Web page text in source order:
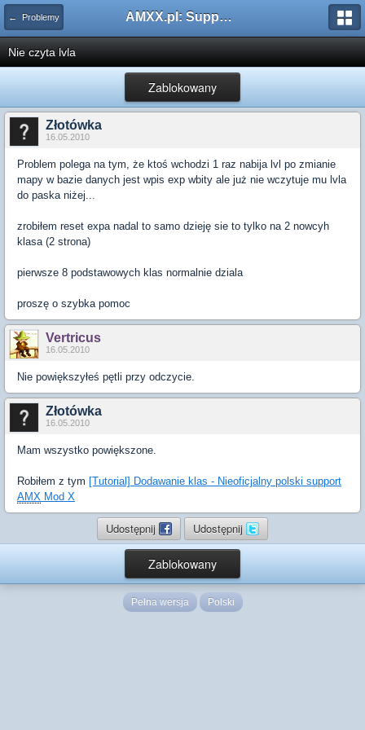
← Problemy AMXX.pl: Support AMX Mod X i SourceMod
Nie czyta lvla
Zablokowany
Złotówka
16.05.2010
Problem polega na tym, że ktoś wchodzi 1 raz nabija lvl po zmianie
mapy w bazie danych jest wpis exp wbity ale już nie wczytuje mu lvla
do paska niżej...
zrobiłem reset expa nadal to samo dzieję sie to tylko na 2 nowcyh
klasa (2 strona)
pierwsze 8 podstawowych klas normalnie dziala
proszę o szybka pomoc
Vertricus
16.05.2010
Nie powiększyłeś pętli przy odczycie.
Złotówka
16.05.2010
Mam wszystko powiększone.
Robiłem z tym [Tutorial] Dodawanie klas - Nieoficjalny polski support
AMX Mod X
Udostępnij Udostępnij
Zablokowany
Pełna wersja Polski